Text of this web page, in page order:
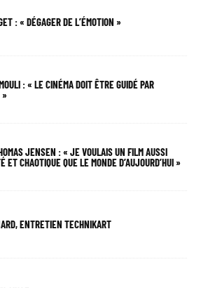
: « DÉGAGER DE L’ÉMOTION »
: « LE CINÉMA DOIT ÊTRE GUIDÉ PAR
»
JENSEN : « JE VOULAIS UN FILM AUSSI
ET CHAOTIQUE QUE LE MONDE D’AUJOURD’HUI »
ENTRETIEN TECHNIKART